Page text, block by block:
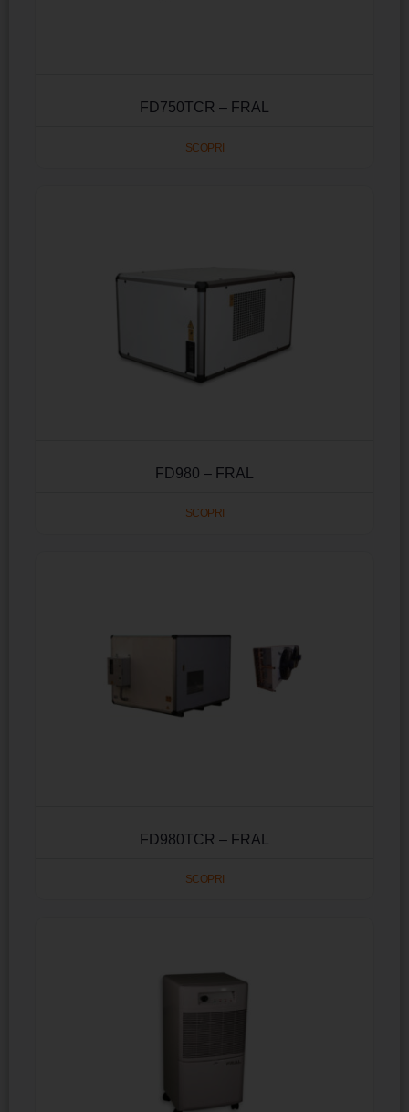
FD750TCR – FRAL
SCOPRI
FD980 – FRAL
SCOPRI
FD980TCR – FRAL
SCOPRI